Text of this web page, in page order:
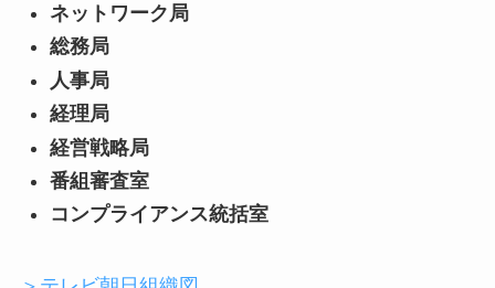
ネットワーク局
総務局
人事局
経理局
経営戦略局
番組審査室
コンプライアンス統括室